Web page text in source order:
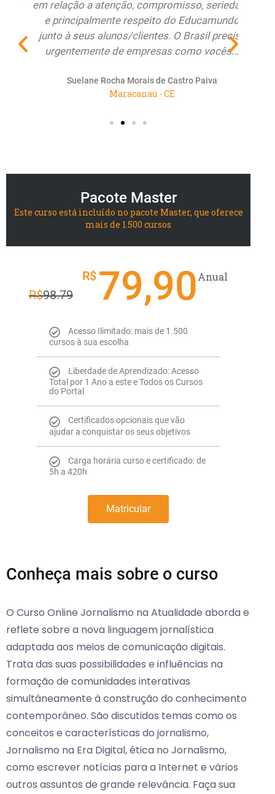
em relação a atenção, compromisso, seriedade
e principalmente respeito do Educamundo
junto à seus alunos/clientes. O Brasil precisa
urgentemente de empresas como vocês...
Suelane Rocha Morais de Castro Paiva
Maracanaú - CE
Pacote Master
Este curso está incluído no pacote Master, que oferece
mais de 1.500 cursos
R$98.79
R$ 79,90Anual
Acesso Ilimitado: mais de 1.500
cursos à sua escolha
Liberdade de Aprendizado: Acesso
Total por 1 Ano a este e Todos os Cursos
do Portal
Certificados opcionais que vão
ajudar a conquistar os seus objetivos
Carga horária curso e certificado: de
5h a 420h
Matricular
Conheça mais sobre o curso
O Curso Online Jornalismo na Atualidade aborda e
reflete sobre a nova linguagem jornalística
adaptada aos meios de comunicação digitais.
Trata das suas possibilidades e influências na
formação de comunidades interativas
simultâneamente à construção do conhecimento
contemporâneo. São discutidos temas como os
conceitos e características do jornalismo,
Jornalismo na Era Digital, ética no Jornalismo,
como escrever notícias para a Internet e vários
outros assuntos de grande relevância. Faça sua